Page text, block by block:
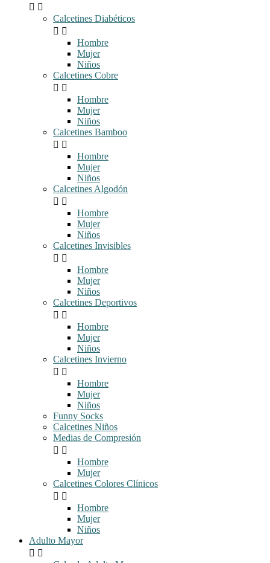
 
Calcetines Diabéticos
 
Hombre
Mujer
Niños
Calcetines Cobre
 
Hombre
Mujer
Niños
Calcetines Bamboo
 
Hombre
Mujer
Niños
Calcetines Algodón
 
Hombre
Mujer
Niños
Calcetines Invisibles
 
Hombre
Mujer
Niños
Calcetines Deportivos
 
Hombre
Mujer
Niños
Calcetines Invierno
 
Hombre
Mujer
Niños
Funny Socks
Calcetines Niños
Medias de Compresión
 
Hombre
Mujer
Calcetines Colores Clínicos
 
Hombre
Mujer
Niños
Adulto Mayor
 